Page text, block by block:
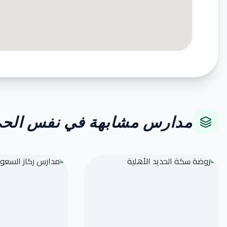
مدارس مشابهة في نفس